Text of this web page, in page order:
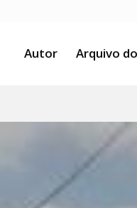
Autor Arquivo